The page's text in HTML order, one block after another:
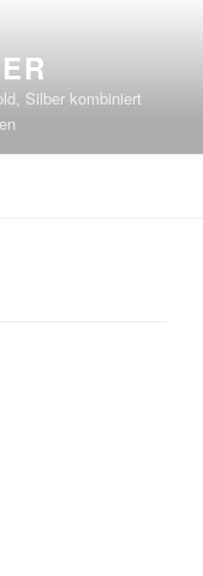
Silber kombiniert